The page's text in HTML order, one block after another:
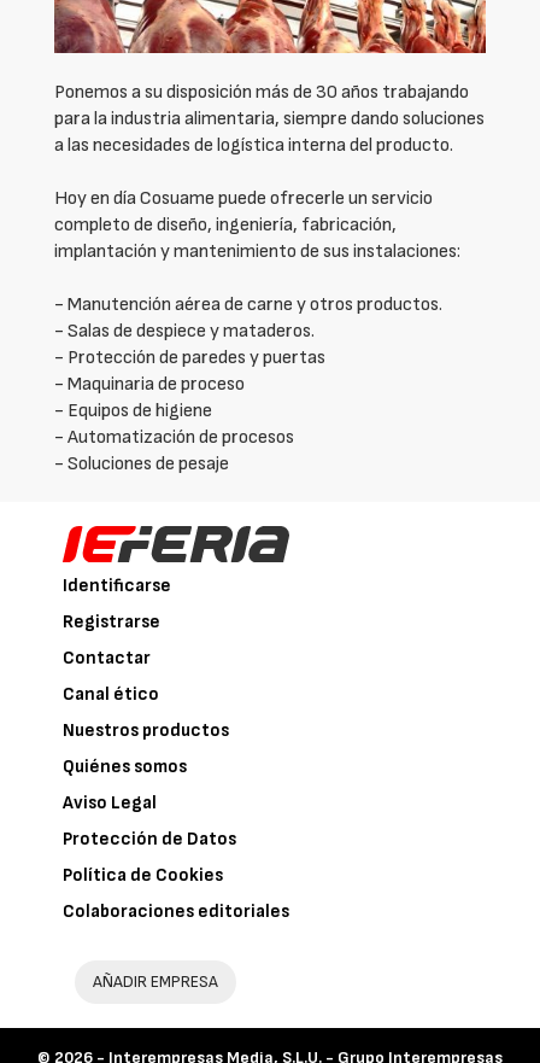
Ponemos a su disposición más de 30 años trabajando
para la industria alimentaria, siempre dando soluciones
a las necesidades de logística interna del producto.
Hoy en día Cosuame puede ofrecerle un servicio
completo de diseño, ingeniería, fabricación,
implantación y mantenimiento de sus instalaciones:
- Manutención aérea de carne y otros productos.
- Salas de despiece y mataderos.
- Protección de paredes y puertas
- Maquinaria de proceso
- Equipos de higiene
- Automatización de procesos
- Soluciones de pesaje
Identificarse
Registrarse
Contactar
Canal ético
Nuestros productos
Quiénes somos
Aviso Legal
Protección de Datos
Política de Cookies
Colaboraciones editoriales
AÑADIR EMPRESA
© 2026 - Interempresas Media, S.L.U. - Grupo Interempresas